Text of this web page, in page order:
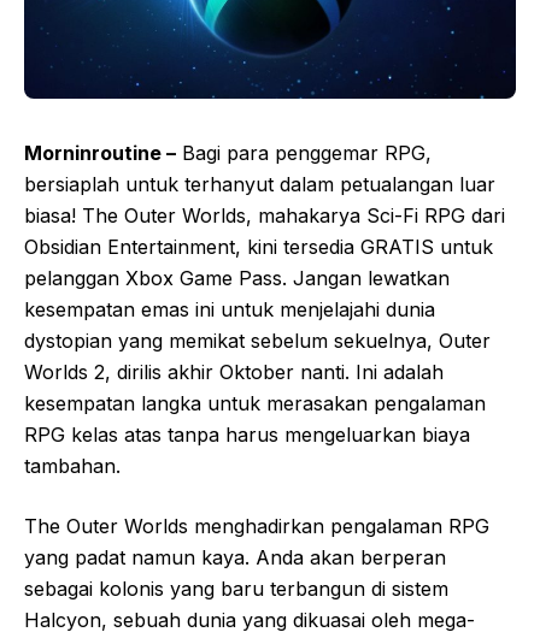
Morninroutine – Bagi para penggemar RPG,
bersiaplah untuk terhanyut dalam petualangan luar
biasa! The Outer Worlds, mahakarya Sci-Fi RPG dari
Obsidian Entertainment, kini tersedia GRATIS untuk
pelanggan Xbox Game Pass. Jangan lewatkan
kesempatan emas ini untuk menjelajahi dunia
dystopian yang memikat sebelum sekuelnya, Outer
Worlds 2, dirilis akhir Oktober nanti. Ini adalah
kesempatan langka untuk merasakan pengalaman
RPG kelas atas tanpa harus mengeluarkan biaya
tambahan.
The Outer Worlds menghadirkan pengalaman RPG
yang padat namun kaya. Anda akan berperan
sebagai kolonis yang baru terbangun di sistem
Halcyon, sebuah dunia yang dikuasai oleh mega-